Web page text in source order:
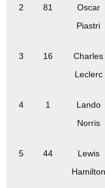
2 81
Oscar
Piastri
3 16
Charles
Leclerc
4 1
Lando
Norris
5 44
Lewis
Hamilton